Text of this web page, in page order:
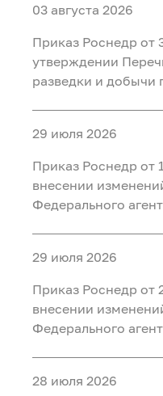
03 августа 2026
Приказ Роснедр
утверждении
разведки и добычи
полезных
по совмещенной
предлагаемых в
29 июля 2026
Приказ Роснедр от
внесении
Федерального
для геологического
средств
года"
29 июля 2026
Приказ Роснедр
внесении
Федерального
участков недр для
28 июля 2026